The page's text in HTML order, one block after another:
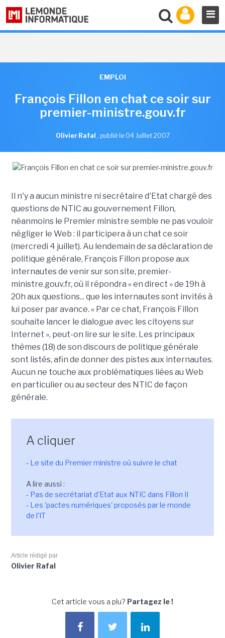
EMPLOI
François Fillon en chat ce soir sur
premier-ministre.gouv.fr
Olivier Rafal , publié le 04 Juillet 2007
Il n'y a aucun ministre ni secrétaire d'Etat chargé des
questions de NTIC au gouvernement Fillon,
néanmoins le Premier ministre semble ne pas vouloir
négliger le Web : il participera à un chat ce soir
(mercredi 4 juillet). Au lendemain de sa déclaration de
politique générale, François Fillon propose aux
internautes de venir sur son site, premier-
ministre.gouv.fr, où il répondra « en direct » de 19h à
20h aux questions... que les internautes sont invités à
lui poser par avance. « Par ce chat, François Fillon
souhaite lancer le dialogue avec les citoyens sur
Internet », peut-on lire sur le site. Les principaux
thèmes (18) de son discours de politique générale
sont listés, afin de donner des pistes aux internautes.
Aucun ne touche aux problématiques liées au Web
en particulier ou au secteur des NTIC de façon
générale.
A cliquer
- Le site du Premier ministre où suivre le chat
A lire aussi :
- Pas de secrétariat d'Etat aux NTIC dans Fillon II
- Les 'pactes numériques' proposés par le monde
de l'IT
Article rédigé par
Olivier Rafal
Cet article vous a plu? Partagez le !